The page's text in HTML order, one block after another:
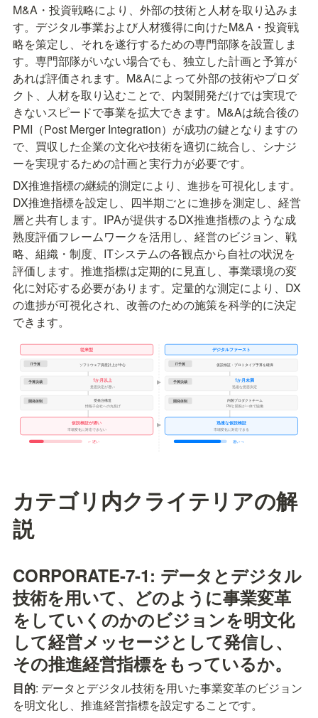
M&A・投資戦略により、外部の技術と人材を取り込みま
す。デジタル事業および人材獲得に向けたM&A・投資戦
略を策定し、それを遂行するための専門部隊を設置しま
す。専門部隊がいない場合でも、独立した計画と予算が
あれば評価されます。M&Aによって外部の技術やプロダ
クト、人材を取り込むことで、内製開発だけでは実現で
きないスピードで事業を拡大できます。M&Aは統合後の
PMI（Post Merger Integration）が成功の鍵となりますの
で、買収した企業の文化や技術を適切に統合し、シナジ
ーを実現するための計画と実行力が必要です。
DX推進指標の継続的測定により、進捗を可視化します。
DX推進指標を設定し、四半期ごとに進捗を測定し、経営
層と共有します。IPAが提供するDX推進指標のような成
熟度評価フレームワークを活用し、経営のビジョン、戦
略、組織・制度、ITシステムの各観点から自社の状況を
評価します。推進指標は定期的に見直し、事業環境の変
化に対応する必要があります。定量的な測定により、DX
の進捗が可視化され、改善のための施策を科学的に決定
できます。
カテゴリ内クライテリアの解
説
CORPORATE-7-1: データとデジタル
技術を用いて、どのように事業変革
をしていくのかのビジョンを明文化
して経営メッセージとして発信し、
その推進経営指標をもっているか。
目的: データとデジタル技術を用いた事業変革のビジョン
を明文化し、推進経営指標を設定することです。